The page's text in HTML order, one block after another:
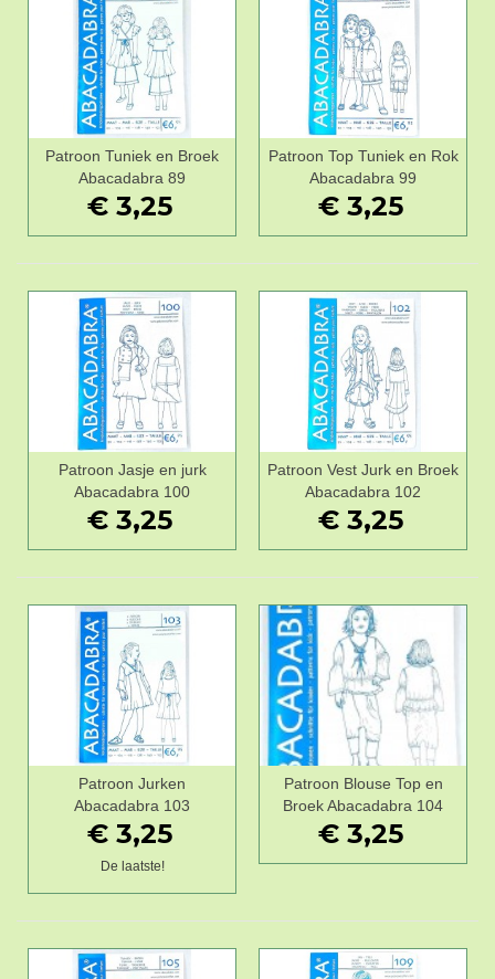
Patroon Tuniek en Broek
Abacadabra 89
€ 3,25
Patroon Top Tuniek en Rok
Abacadabra 99
€ 3,25
Patroon Jasje en jurk
Abacadabra 100
€ 3,25
Patroon Vest Jurk en Broek
Abacadabra 102
€ 3,25
Patroon Jurken
Abacadabra 103
€ 3,25
De laatste!
Patroon Blouse Top en
Broek Abacadabra 104
€ 3,25